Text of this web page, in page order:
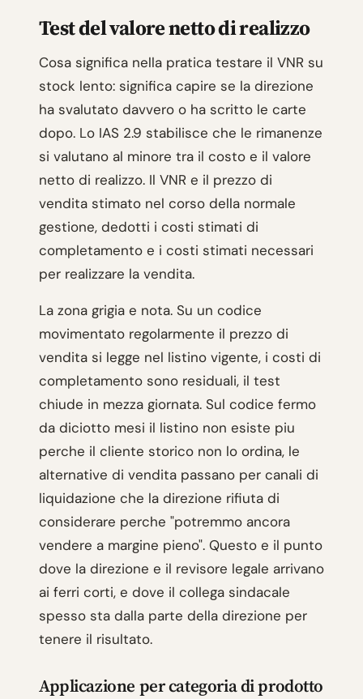
Test del valore netto di realizzo
Cosa significa nella pratica testare il VNR su
stock lento: significa capire se la direzione
ha svalutato davvero o ha scritto le carte
dopo. Lo IAS 2.9 stabilisce che le rimanenze
si valutano al minore tra il costo e il valore
netto di realizzo. Il VNR e il prezzo di
vendita stimato nel corso della normale
gestione, dedotti i costi stimati di
completamento e i costi stimati necessari
per realizzare la vendita.
La zona grigia e nota. Su un codice
movimentato regolarmente il prezzo di
vendita si legge nel listino vigente, i costi di
completamento sono residuali, il test
chiude in mezza giornata. Sul codice fermo
da diciotto mesi il listino non esiste piu
perche il cliente storico non lo ordina, le
alternative di vendita passano per canali di
liquidazione che la direzione rifiuta di
considerare perche "potremmo ancora
vendere a margine pieno". Questo e il punto
dove la direzione e il revisore legale arrivano
ai ferri corti, e dove il collega sindacale
spesso sta dalla parte della direzione per
tenere il risultato.
Applicazione per categoria di prodotto